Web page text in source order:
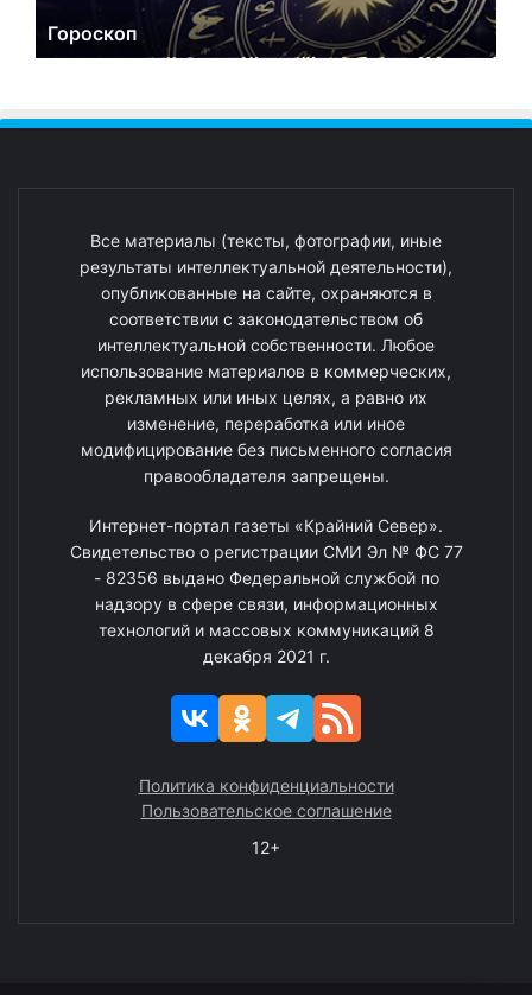
Гороскоп
Все материалы (тексты, фотографии, иные
результаты интеллектуальной деятельности),
опубликованные на сайте, охраняются в
соответствии с законодательством об
интеллектуальной собственности. Любое
использование материалов в коммерческих,
рекламных или иных целях, а равно их
изменение, переработка или иное
модифицирование без письменного согласия
правообладателя запрещены.
Интернет-портал газеты «Крайний Север».
Свидетельство о регистрации СМИ Эл № ФС 77
- 82356 выдано Федеральной службой по
надзору в сфере связи, информационных
технологий и массовых коммуникаций 8
декабря 2021 г.
Политика конфиденциальности
Пользовательское соглашение
12+